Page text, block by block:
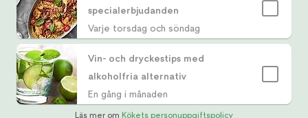
specialerbjudanden
Varje torsdag och söndag
Vin- och dryckestips med
alkoholfria alternativ
En gång i månaden
Läs mer om Kökets personuppgiftspolicy